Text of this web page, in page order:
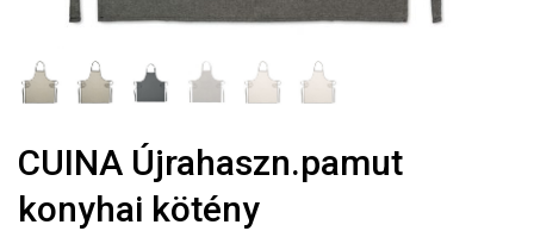
CUINA Újrahaszn.pamut
konyhai kötény